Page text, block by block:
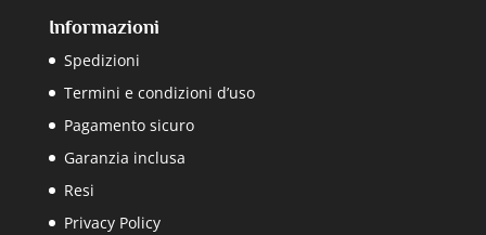
Informazioni
Spedizioni
Termini e condizioni d’uso
Pagamento sicuro
Garanzia inclusa
Resi
Privacy Policy